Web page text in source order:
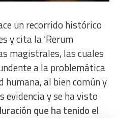
un recorrido histórico
y cita la ‘Rerum
magistrales, las cuales
a la problemática
humana, al bien común y
evidencia y se ha visto
que ha tenido el